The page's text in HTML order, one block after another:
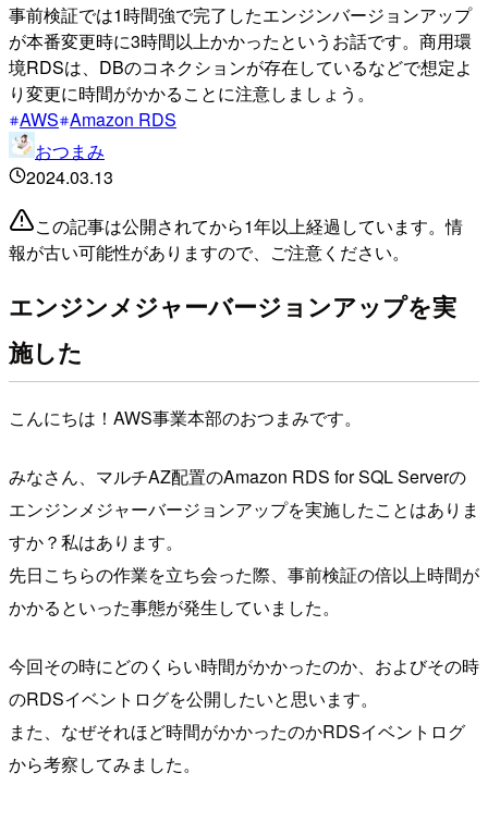
事前検証では1時間強で完了したエンジンバージョンアップ
が本番変更時に3時間以上かかったというお話です。商用環
境RDSは、DBのコネクションが存在しているなどで想定よ
り変更に時間がかかることに注意しましょう。
AWS Amazon RDS
おつまみ
2024.03.13
この記事は公開されてから1年以上経過しています。情
報が古い可能性がありますので、ご注意ください。
エンジンメジャーバージョンアップを実
施した
こんにちは！AWS事業本部のおつまみです。
みなさん、マルチAZ配置のAmazon RDS for SQL Serverの
エンジンメジャーバージョンアップを実施したことはありま
すか？私はあります。
先日こちらの作業を立ち会った際、事前検証の倍以上時間が
かかるといった事態が発生していました。
今回その時にどのくらい時間がかかったのか、およびその時
のRDSイベントログを公開したいと思います。
また、なぜそれほど時間がかかったのかRDSイベントログ
から考察してみました。